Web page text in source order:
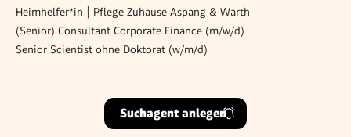
Heimhelfer*in | Pflege Zuhause Aspang & Warth
(Senior) Consultant Corporate Finance (m/w/d)
Senior Scientist ohne Doktorat (w/m/d)
Suchagent anlegen